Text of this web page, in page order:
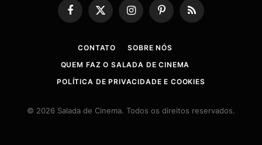
Facebook
X
InstagramPinterestRSS
CONTATO
SOBRE NÓS
QUEM FAZ O SALADA DE CINEMA
POLÍTICA DE PRIVACIDADE E COOKIES
© 2026 Salada de Cinema. Todos os direitos reservados.